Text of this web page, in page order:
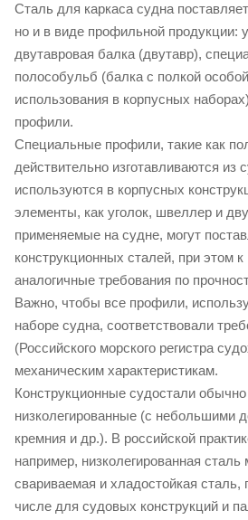
Сталь для каркаса судна
но и в виде профильной продукции:
двутавровая балка (двутавр),
полособульб (балка с полкой
использования в корпусных
профили.
Специальные профили, такие как
действительно изготавливаются из
используются в корпусных
элементы, как уголок, швеллер и
применяемые на судне, могут
конструкционных сталей, при этом
аналогичные требования по
Важно, чтобы все профили,
наборе судна, соответствовали
(Российского морского регистра
механическим характеристикам.
Конструкционные судостали
низколегированные (с небольшими
кремния и др.). В российской
например, низколегированная
свариваемая и хладостойкая
числе для судовых конструкций и